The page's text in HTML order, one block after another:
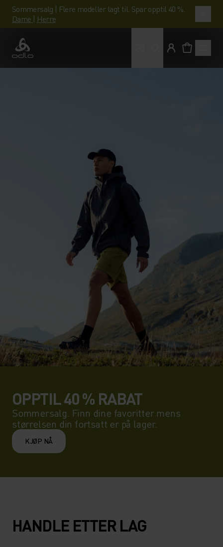
Sommersalg | Flere modeller lagt til. Spar opptil 40 %.
Dame | Herre
Odlo
OPPTIL 40 % RABAT
Sommersalg. Finn dine favoritter mens
størrelsen din fortsatt er på lager.
KJØP NÅ
HANDLE ETTER LAG